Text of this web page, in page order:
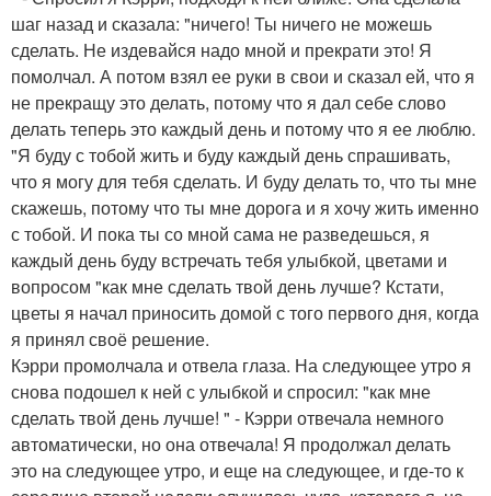
шаг назад и сказала: "ничего! Ты ничего не можешь
сделать. Не издевайся надо мной и прекрати это! Я
помолчал. А потом взял ее руки в свои и сказал ей, что я
не прекращу это делать, потому что я дал себе слово
делать теперь это каждый день и потому что я ее люблю.
"Я буду с тобой жить и буду каждый день спрашивать,
что я могу для тебя сделать. И буду делать то, что ты мне
скажешь, потому что ты мне дорога и я хочу жить именно
с тобой. И пока ты со мной сама не разведешься, я
каждый день буду встречать тебя улыбкой, цветами и
вопросом "как мне сделать твой день лучше? Кстати,
цветы я начал приносить домой с того первого дня, когда
я принял своё решение.
Кэрри промолчала и отвела глаза. На следующее утро я
снова подошел к ней с улыбкой и спросил: "как мне
сделать твой день лучше! " - Кэрри отвечала немного
автоматически, но она отвечала! Я продолжал делать
это на следующее утро, и еще на следующее, и где-то к